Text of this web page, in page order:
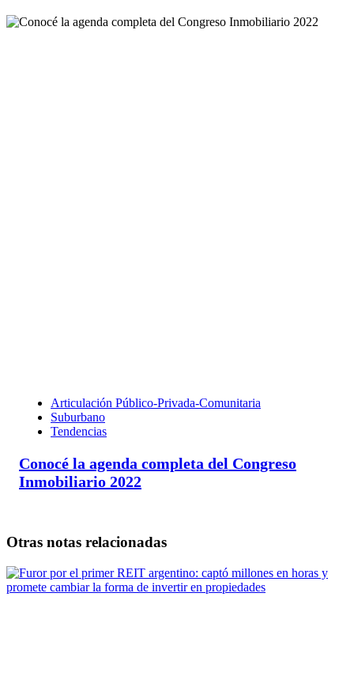
Articulación Público-Privada-Comunitaria
Suburbano
Tendencias
Conocé la agenda completa del Congreso
Inmobiliario 2022
Otras notas relacionadas